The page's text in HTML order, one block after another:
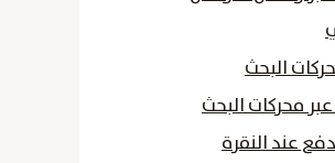
البحث
محركات البحث
عند النقرة